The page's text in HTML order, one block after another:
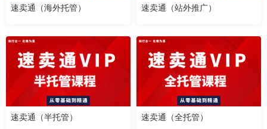
速卖通（海外托管） 速卖通（站外推广）
速卖通（半托管） 速卖通（全托管）